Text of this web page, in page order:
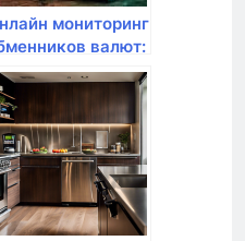
мониторинг
валют:
курсы
валют на